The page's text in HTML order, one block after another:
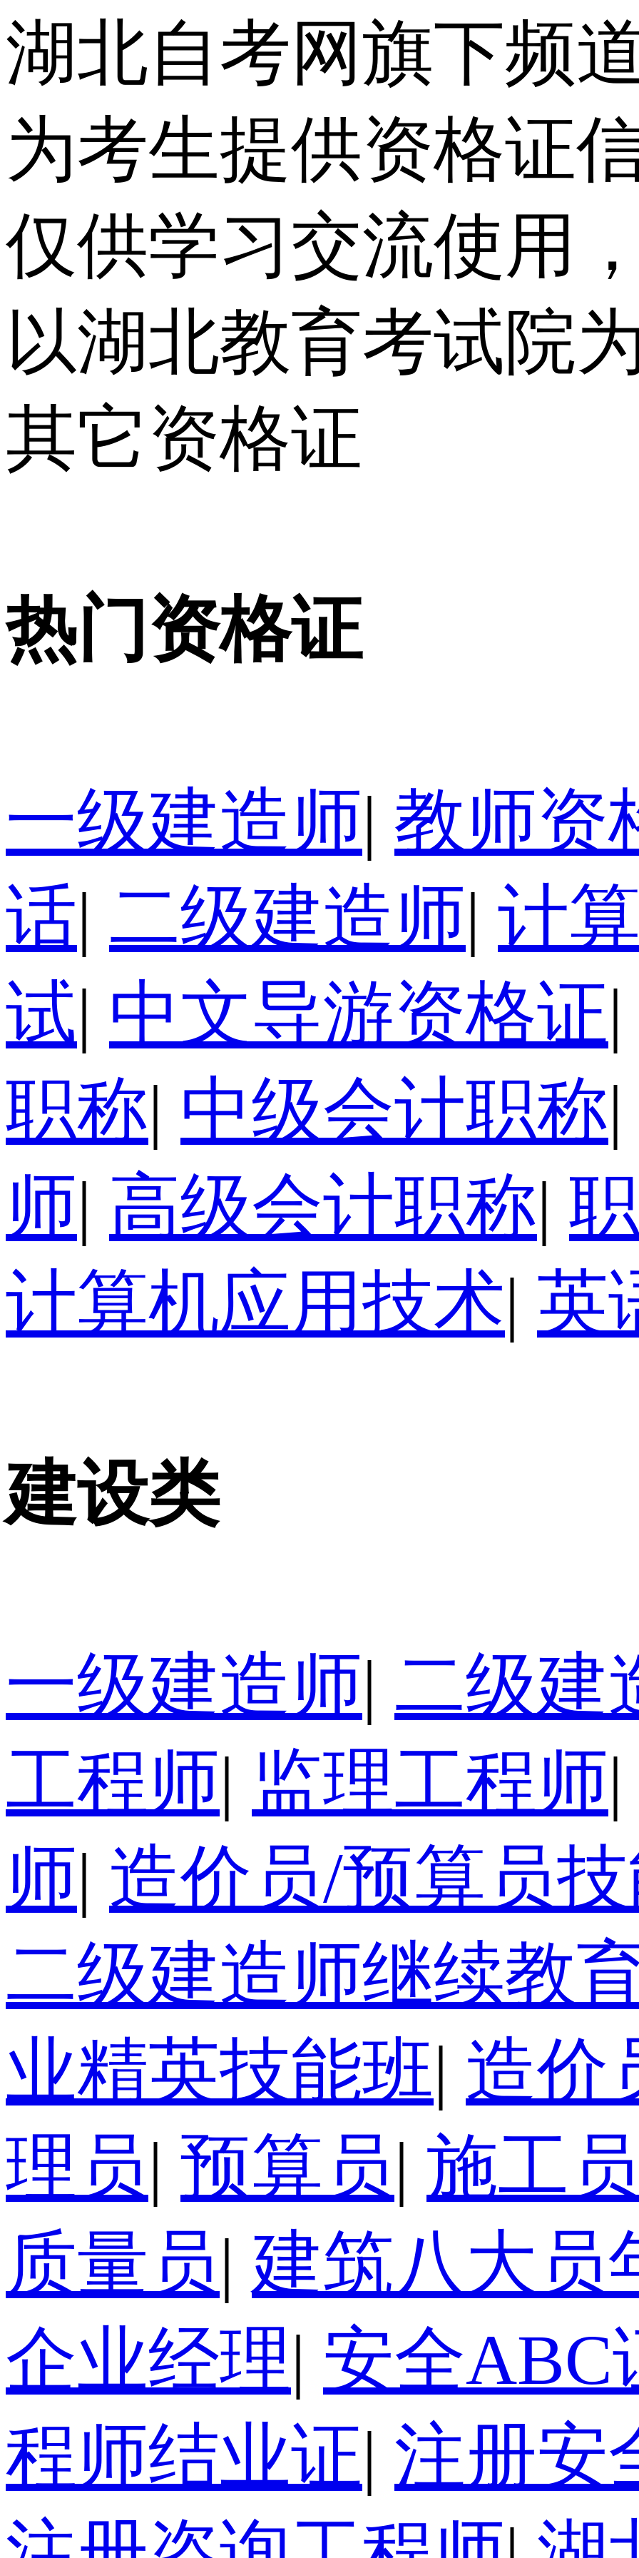
湖北自考网旗下频
为考生提供资格证
仅供学习交流使用
以湖北教育考试院
其它资格证
热门资格证
一级建造师| 教师资
话| 二级建造师| 计
试| 中文导游资格证|
职称| 中级会计职称|
师| 高级会计职称|
计算机应用技术| 英
建设类
一级建造师| 二级建
工程师| 监理工程师|
师| 造价员/预算员
二级建造师继续教
业精英技能班| 造价
理员| 预算员| 施工
质量员| 建筑八大员
企业经理| 安全ABC
程师结业证| 注册安